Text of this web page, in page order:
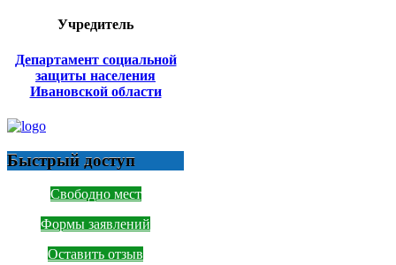
Учредитель
Департамент социальной
защиты населения
Ивановской области
Быстрый доступ
Свободно мест
Формы заявлений
Оставить отзыв